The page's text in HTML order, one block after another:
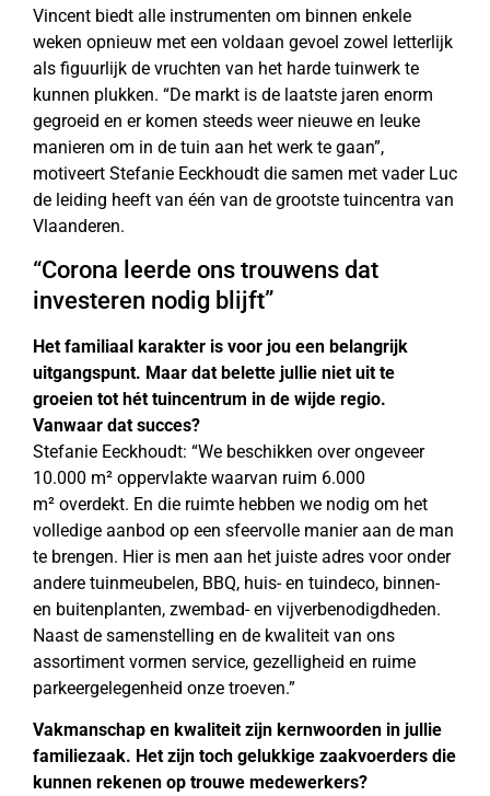
Vincent biedt alle instrumenten om binnen enkele
weken opnieuw met een voldaan gevoel zowel letterlijk
als figuurlijk de vruchten van het harde tuinwerk te
kunnen plukken. “De markt is de laatste jaren enorm
gegroeid en er komen steeds weer nieuwe en leuke
manieren om in de tuin aan het werk te gaan”,
motiveert Stefanie Eeckhoudt die samen met vader Luc
de leiding heeft van één van de grootste tuincentra van
Vlaanderen.
“Corona leerde ons trouwens dat
investeren nodig blijft”
Het familiaal karakter is voor jou een belangrijk
uitgangspunt. Maar dat belette jullie niet uit te
groeien tot hét tuincentrum in de wijde regio.
Vanwaar dat succes?
Stefanie Eeckhoudt: “We beschikken over ongeveer
10.000 m² oppervlakte waarvan ruim 6.000
m² overdekt. En die ruimte hebben we nodig om het
volledige aanbod op een sfeervolle manier aan de man
te brengen. Hier is men aan het juiste adres voor onder
andere tuinmeubelen, BBQ, huis- en tuindeco, binnen-
en buitenplanten, zwembad- en vijverbenodigdheden.
Naast de samenstelling en de kwaliteit van ons
assortiment vormen service, gezelligheid en ruime
parkeergelegenheid onze troeven.”
Vakmanschap en kwaliteit zijn kernwoorden in jullie
familiezaak. Het zijn toch gelukkige zaakvoerders die
kunnen rekenen op trouwe medewerkers?